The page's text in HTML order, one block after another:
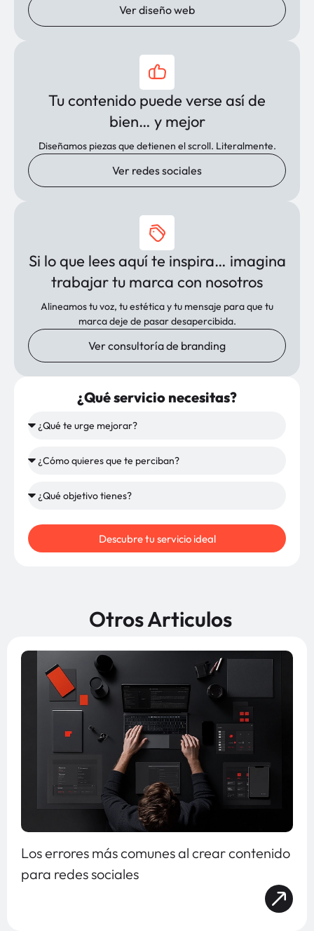
Ver diseño web
Tu contenido puede verse así de
bien… y mejor
Diseñamos piezas que detienen el scroll. Literalmente.
Ver redes sociales
Si lo que lees aquí te inspira… imagina
trabajar tu marca con nosotros
Alineamos tu voz, tu estética y tu mensaje para que tu
marca deje de pasar desapercibida.
Ver consultoría de branding
¿Qué servicio necesitas?
Descubre tu servicio ideal
Otros Articulos
Los errores más comunes al crear contenido
para redes sociales